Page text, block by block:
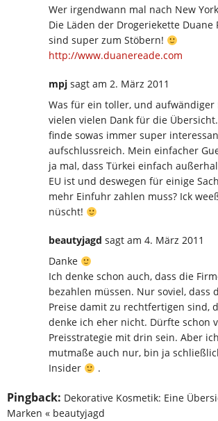
Wer irgendwann mal nach New
Die Läden der Drogeriekette Duane
sind super zum Stöbern!
http://www.duanereade.com
mpj sagt am 2. März 2011
Was für ein toller, und aufwändiger
vielen vielen Dank für die
finde sowas immer super
aufschlussreich. Mein einfacher
ja mal, dass Türkei einfach
EU ist und deswegen für einige
mehr Einfuhr zahlen muss? Ick
nüscht!
beautyjagd sagt am 4. März 2011
Danke
Ich denke schon auch, dass die
bezahlen müssen. Nur soviel, dass
Preise damit zu rechtfertigen sind,
denke ich eher nicht. Dürfte schon
Preisstrategie mit drin sein. Aber ich
mutmaße auch nur, bin ja
Insider
.
Pingback: Dekorative Kosmetik: Eine
Marken « beautyjagd